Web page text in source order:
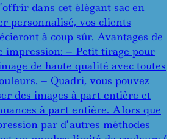
dans cet élégant sac en
personnalisé, vos clients
à coup sûr. Avantages de
impression: – Petit tirage pour
de haute qualité avec toutes
– Quadri, vous pouvez
des images à part entière et
à part entière. Alors que
par d’autres méthodes